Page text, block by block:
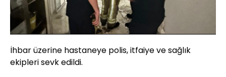
Sesi
Aç
Yüklendi
100.00%
Hızı
İhbar üzerine hastaneye polis, itfaiye ve sağlık
ekipleri sevk edildi.